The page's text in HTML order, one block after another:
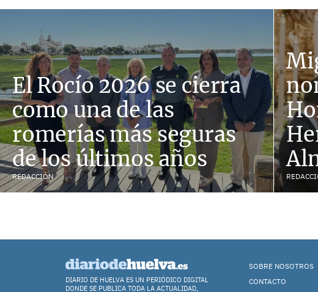
El Rocío 2026 se cierra
como una de las
romerías más seguras
de los últimos años
REDACCIÓN
DIARIO DE HUELVA ES UN PERIÓDICO DIGITAL
DONDE SE PUBLICA TODA LA ACTUALIDAD,
SOBRE NOSOTROS
CONTACTO